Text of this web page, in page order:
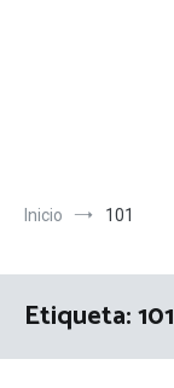
Inicio 101
Etiqueta:101